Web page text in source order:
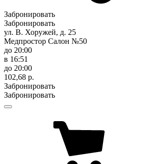
Забронировать
Забронировать
ул. В. Хоружей, д. 25
Медпростор Салон №50
до 20:00
в 16:51
до 20:00
102,68 р.
Забронировать
Забронировать